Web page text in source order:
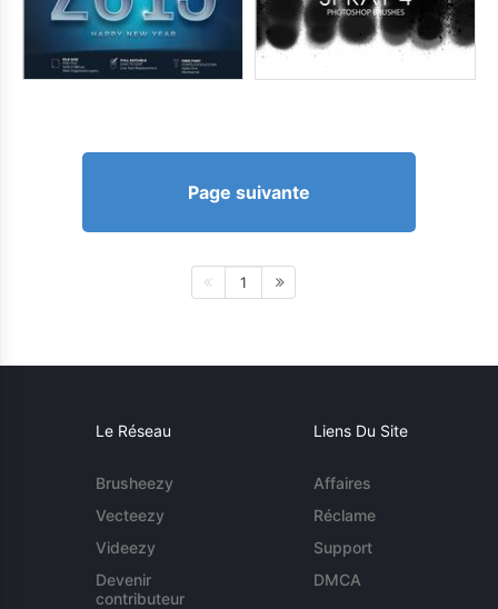
Page suivante
1
Le Réseau
Brusheezy
Vecteezy
Videezy
Devenir
contributeur
Liens Du Site
Affaires
Réclame
Support
DMCA